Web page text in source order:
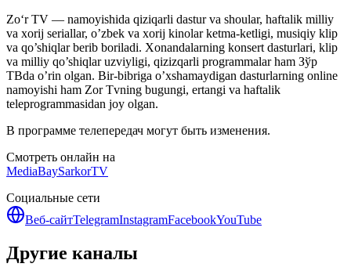
Zo‘r TV — namoyishida qiziqarli dastur va shoular, haftalik milliy
va xorij seriallar, o’zbek va xorij kinolar ketma-ketligi, musiqiy klip
va qo’shiqlar berib boriladi. Xonandalarning konsert dasturlari, klip
va milliy qo’shiqlar uzviyligi, qizizqarli programmalar ham Зўр
ТВda o’rin olgan. Bir-bibriga o’xshamaydigan dasturlarning online
namoyishi ham Zor Tvning bugungi, ertangi va haftalik
teleprogrammasidan joy olgan.
В программе телепередач могут быть изменения.
Смотреть онлайн на
MediaBaySarkorTV
Социальные сети
Веб-сайтTelegramInstagramFacebookYouTube
Другие каналы